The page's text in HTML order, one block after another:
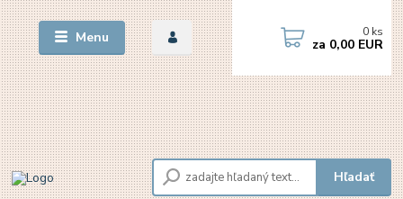
Menu
Hľadať
0 ks
za 0,00 EUR